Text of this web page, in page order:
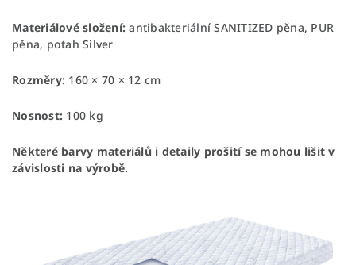
Materiálové složení: antibakteriální SANITIZED pěna, PUR
pěna, potah Silver
Rozměry: 160 × 70 × 12 cm
Nosnost: 100 kg
Některé barvy materiálů i detaily prošití se mohou lišit v
závislosti na výrobě.